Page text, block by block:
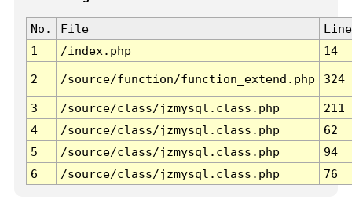
No. File
Line
1
/index.php 14
2 /source/function/function_extend.php 324
3 /source/class/jzmysql.class.php
211
4
/source/class/jzmysql.class.php
62
5
/source/class/jzmysql.class.php
94
6
/source/class/jzmysql.class.php 76